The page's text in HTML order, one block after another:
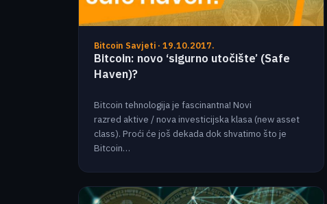
Bitcoin Savjeti · 19.10.2017.
Bitcoin: novo ‘sigurno utočište’ (Safe
Haven)?
Bitcoin tehnologija je fascinantna! Novi
razred aktive / nova investicijska klasa (new asset
class). Proći će još dekada dok shvatimo što je
Bitcoin…